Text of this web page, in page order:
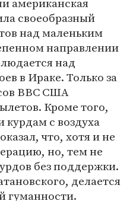
своеобразный
над маленьким
направлении
над
в Ираке. Только за
ВВС США
Кроме того,
с воздуха
что, хотя и не
но, тем не
без поддержки.
делается
гуманности.